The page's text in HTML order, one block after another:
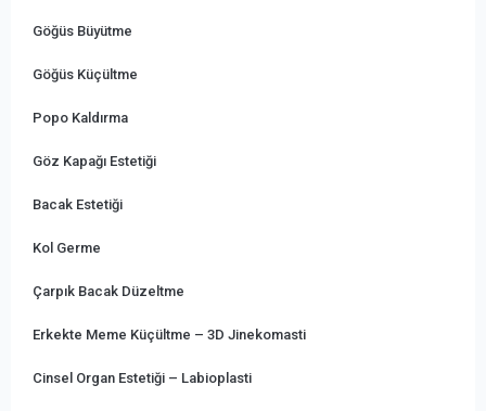
Göğüs Büyütme
Göğüs Küçültme
Popo Kaldırma
Göz Kapağı Estetiği
Bacak Estetiği
Kol Germe
Çarpık Bacak Düzeltme
Erkekte Meme Küçültme – 3D Jinekomasti
Cinsel Organ Estetiği – Labioplasti